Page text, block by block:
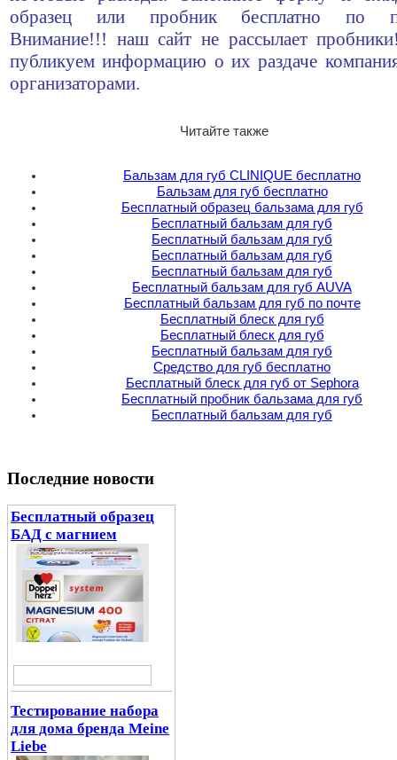
образец или пробник бесплатно по
Внимание!!! наш сайт не рассылает
публикуем информацию о их раздаче
организаторами.
Читайте также
Бальзам для губ CLINIQUE бесплатно
Бальзам для губ бесплатно
Бесплатный образец бальзама для губ
Бесплатный бальзам для губ
Бесплатный бальзам для губ
Бесплатный бальзам для губ
Бесплатный бальзам для губ
Бесплатный бальзам для губ AUVA
Бесплатный бальзам для губ по почте
Бесплатный блеск для губ
Бесплатный блеск для губ
Бесплатный бальзам для губ
Средство для губ бесплатно
Бесплатный блеск для губ от Sephora
Бесплатный пробник бальзама для губ
Бесплатный бальзам для губ
Последние новости
Бесплатный образец
БАД с магнием
Тестирование набора
для дома бренда Meine
Liebe